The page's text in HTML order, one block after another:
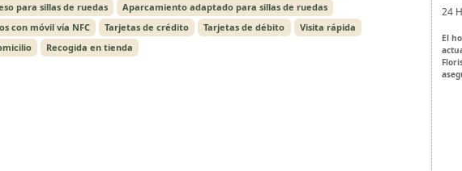
para sillas de ruedas
Aparcamiento adaptado para sillas de ruedas
con móvil vía NFC
Tarjetas de crédito Tarjetas de débito
Visita rápida
Recogida en tienda
24
El